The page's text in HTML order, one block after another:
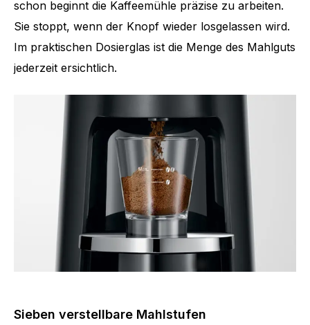
schon beginnt die Kaffeemühle präzise zu arbeiten.
Sie stoppt, wenn der Knopf wieder losgelassen wird.
Im praktischen Dosierglas ist die Menge des Mahlguts
jederzeit ersichtlich.
Sieben verstellbare Mahlstufen